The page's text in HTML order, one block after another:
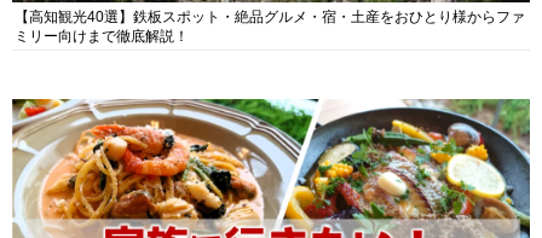
【高知観光40選】鉄板スポット・絶品グルメ・宿・土産をおひとり様からファ
ミリー向けまで徹底解説！